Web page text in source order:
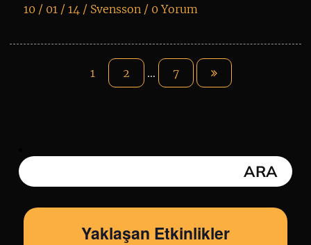
10 / 01 / 14 / Svensson/ 0 Yorum
1 2 … 7
Yaklaşan Etkinlikler